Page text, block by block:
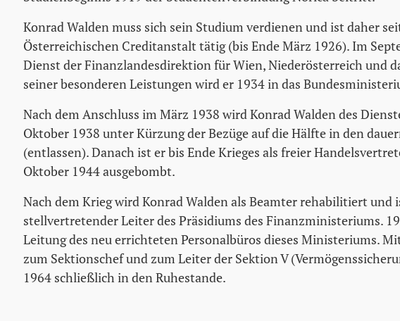
Konrad Walden muss sich sein Studium verdienen und ist daher
Österreichischen Creditanstalt tätig (bis Ende März 1926). Im
Dienst der Finanzlandesdirektion für Wien, Niederösterreich und
seiner besonderen Leistungen wird er 1934 in das
Nach dem Anschluss im März 1938 wird Konrad Walden des
Oktober 1938 unter Kürzung der Bezüge auf die Hälfte in den
(entlassen). Danach ist er bis Ende Krieges als freier
Oktober 1944 ausgebombt.
Nach dem Krieg wird Konrad Walden als Beamter rehabilitiert und
stellvertretender Leiter des Präsidiums des Finanzministeriums.
Leitung des neu errichteten Personalbüros dieses Ministeriums.
zum Sektionschef und zum Leiter der Sektion V
1964 schließlich in den Ruhestande.